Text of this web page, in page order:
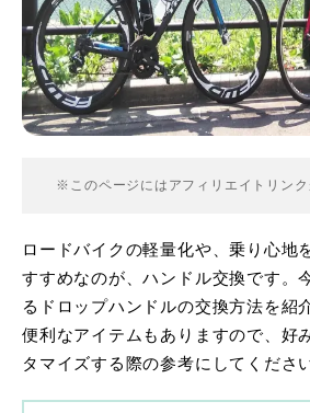
※このページにはアフィリエイトリンク
ロードバイクの軽量化や、乗り心地
すすめなのが、ハンドル交換です。
るドロップハンドルの交換方法を紹
便利なアイテムもありますので、好
タマイズする際の参考にしてくださ